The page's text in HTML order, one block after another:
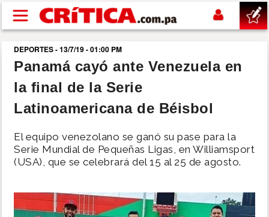
Pasar al contenido principal
buscar
SUCESOS
POLÍTICA
DEPORTES - 13/7/19 - 01:00 PM
Panamá cayó ante Venezuela en
la final de la Serie
Latinoamericana de Béisbol
El equipo venezolano se ganó su pase para la
Serie Mundial de Pequeñas Ligas, en Williamsport
(USA), que se celebrará del 15 al 25 de agosto.